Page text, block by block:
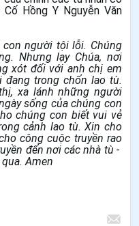
Hồng Y Nguyễn Văn
con người tội lỗi. Chúng
Nhưng lạy Chúa, nơi
xót đối với anh chị em
trong chốn lao tù.
xa lánh những người
sống của chúng con
chúng con biết vui vẻ
cảnh lao tù. Xin cho
công cuộc truyền rao
đến nơi các nhà tù -
Amen